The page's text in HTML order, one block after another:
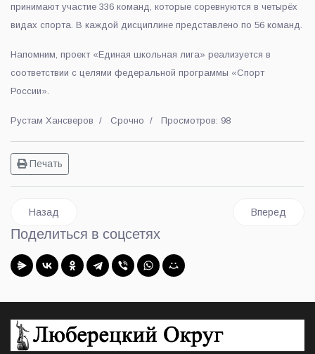
принимают участие 336 команд, которые соревнуются в четырёх
видах спорта. В каждой дисциплине представлено по 56 команд.
Напомним, проект «Единая школьная лига» реализуется в
соответствии с целями федеральной программы «Спорт
России».
Рустам Хансверов Срочно Просмотров: 98
Печать
Предыдущий: Глава Люберецкого округа вручил Ивану
Назад Следующий:
Вперед
Поделиться в соцсетях